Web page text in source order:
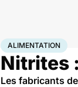
AccueilBien-être
ALIMENTATION
Nitrites
Les fabricants